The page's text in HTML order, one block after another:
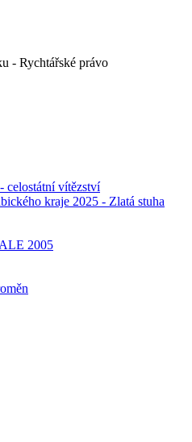
celostátní vítězství
kraje 2025 - Zlatá stuha
2005